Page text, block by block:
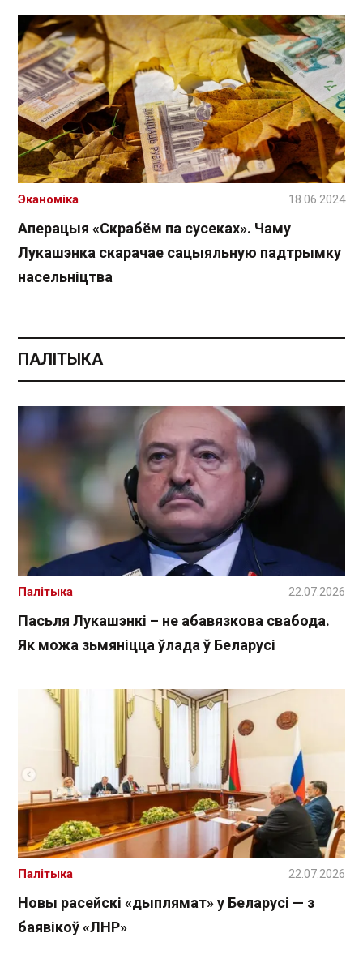
Аперацыя «Скрабём па сусеках». Чаму
Лукашэнка скарачае сацыяльную падтрымку
насельніцтва
Эканоміка 18.06.2024
ПАЛІТЫКА
Пасьля Лукашэнкі – не абавязкова свабода.
Як можа зьмяніцца ўлада ў Беларусі
Палітыка 22.07.2026
Новы расейскі «дыплямат» у Беларусі — з
баявікоў «ЛНР»
Палітыка 22.07.2026